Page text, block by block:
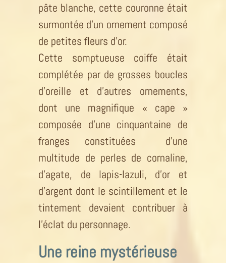
pâte blanche, cette couronne était
surmontée d’un ornement composé
de petites fleurs d’or.
Cette somptueuse coiffe était
complétée par de grosses boucles
d’oreille et d’autres ornements,
dont une magnifique « cape »
composée d’une cinquantaine de
franges constituées d’une
multitude de perles de cornaline,
d’agate, de lapis-lazuli, d’or et
d’argent dont le scintillement et le
tintement devaient contribuer à
l’éclat du personnage.
Une reine mystérieuse